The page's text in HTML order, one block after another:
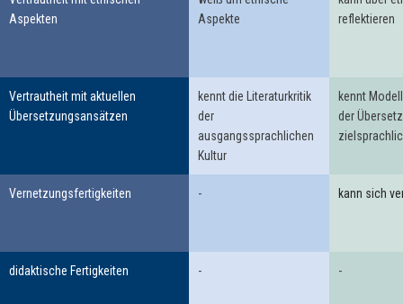
Aspekten
Aspekte
reflektieren
Vertrautheit mit aktuellen
Übersetzungsansätzen
kennt die Literaturkritik
der
ausgangssprachlichen
Kultur
kennt
der
Vernetzungsfertigkeiten - kann sich
didaktische Fertigkeiten - -